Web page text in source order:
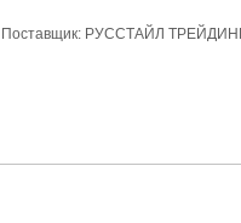
Поставщик: РУССТАЙЛ